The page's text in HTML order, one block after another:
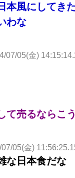
本風にしてき
わな
07/05(金)
て売るならこ
07/05(金)
な日本食だな